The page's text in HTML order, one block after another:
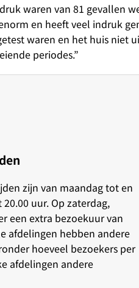
waren van 81 gevallen
en heeft veel indruk
waren en het huis niet
periodes.”
zijn van maandag tot en
uur. Op zaterdag,
een extra bezoekuur van
afdelingen hebben andere
hoeveel bezoekers per
afdelingen andere